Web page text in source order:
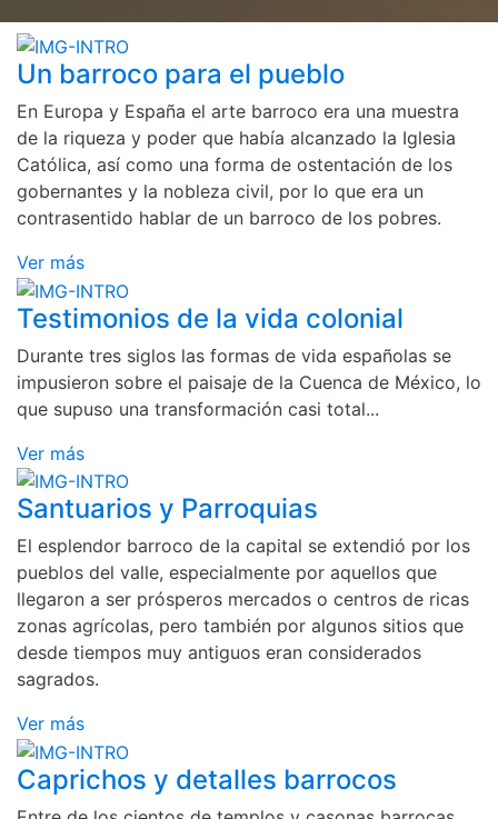
Un barroco para el pueblo
En Europa y España el arte barroco era una muestra
de la riqueza y poder que había alcanzado la Iglesia
Católica, así como una forma de ostentación de los
gobernantes y la nobleza civil, por lo que era un
contrasentido hablar de un barroco de los pobres.
Ver más
Testimonios de la vida colonial
Durante tres siglos las formas de vida españolas se
impusieron sobre el paisaje de la Cuenca de México, lo
que supuso una transformación casi total...
Ver más
Santuarios y Parroquias
El esplendor barroco de la capital se extendió por los
pueblos del valle, especialmente por aquellos que
llegaron a ser prósperos mercados o centros de ricas
zonas agrícolas, pero también por algunos sitios que
desde tiempos muy antiguos eran considerados
sagrados.
Ver más
Caprichos y detalles barrocos